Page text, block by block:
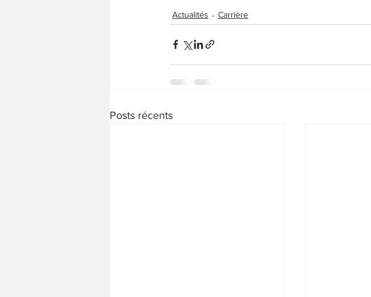
Actualités Carrière
Posts récents